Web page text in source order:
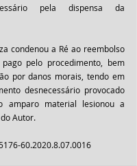
pela dispensa da
condenou a Ré ao reembolso
pelo procedimento, bem
por danos morais, tendo em
desnecessário provocado
amparo material lesionou a
Autor.
60.2020.8.07.0016